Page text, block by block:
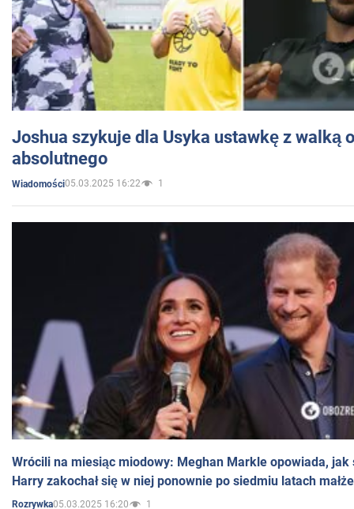
Joshua szykuje dla Usyka ustawkę z walką
absolutnego
Wiadomości05.03.2025 16:22 1
Wrócili na miesiąc miodowy: Meghan Markle opowiada, jak
Harry zakochał się w niej ponownie po siedmiu latach
Rozrywka05.03.2025 16:20 1